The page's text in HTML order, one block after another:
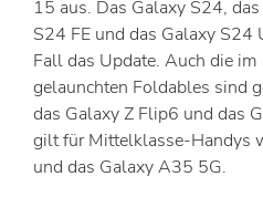
15 aus. Das Galaxy S24,
S24 FE und das Galaxy S24
Fall das Update. Auch die
gelaunchten Foldables sind
das Galaxy Z Flip6 und das
gilt für Mittelklasse-Handys
und das Galaxy A35 5G.